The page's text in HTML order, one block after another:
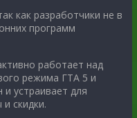
как разработчики не в
программ
работает над
режима ГТА 5 и
устраивает для
скидки.